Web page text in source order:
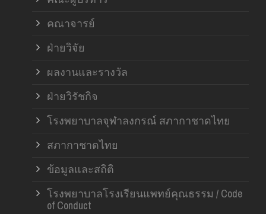
คณาจารย์
ฝ่ายวิจัย
ผลงานและรางวัล
ฝ่ายวิรัชกิจ
โรงพยาบาลจุฬาลงกรณ์ สภากาชาดไทย
สภากาชาดไทย
ข้อมูลและสถิติ
โรงพยาบาลโรงเรียนแพทย์คุณธรรม / Code
of Conduct